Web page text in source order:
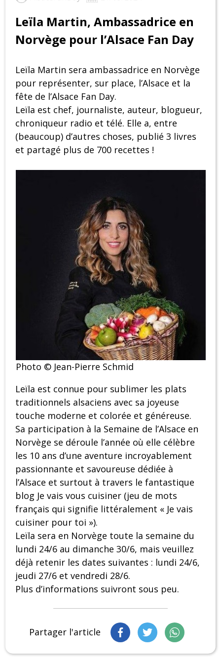
Leïla Martin, Ambassadrice en
Norvège pour l’Alsace Fan Day
Leïla Martin sera ambassadrice en Norvège
pour représenter, sur place, l’Alsace et la
fête de l’Alsace Fan Day.
Leïla est chef, journaliste, auteur, blogueur,
chroniqueur radio et télé. Elle a, entre
(beaucoup) d’autres choses, publié 3 livres
et partagé plus de 700 recettes !
Photo © Jean-Pierre Schmid
Leïla est connue pour sublimer les plats
traditionnels alsaciens avec sa joyeuse
touche moderne et colorée et généreuse.
Sa participation à la Semaine de l’Alsace en
Norvège se déroule l’année où elle célèbre
les 10 ans d’une aventure incroyablement
passionnante et savoureuse dédiée à
l’Alsace et surtout à travers le fantastique
blog Je vais vous cuisiner (jeu de mots
français qui signifie littéralement « Je vais
cuisiner pour toi »).
Leïla sera en Norvège toute la semaine du
lundi 24/6 au dimanche 30/6, mais veuillez
déjà retenir les dates suivantes : lundi 24/6,
jeudi 27/6 et vendredi 28/6.
Plus d’informations suivront sous peu.
Partager l'article